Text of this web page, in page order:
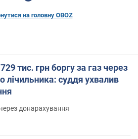
на головну OBOZ
тис. грн боргу за газ через
лічильника: суддя ухвалив
донарахування